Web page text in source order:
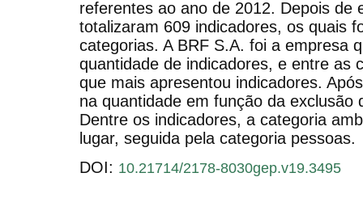
referentes ao ano de 2012. Depois de
totalizaram 609 indicadores, os quais
categorias. A BRF S.A. foi a empresa
quantidade de indicadores, e entre as
que mais apresentou indicadores.
na quantidade em função da
Dentre os indicadores, a categoria
lugar, seguida pela categoria pessoas.
DOI: 10.21714/2178-8030gep.v19.3495